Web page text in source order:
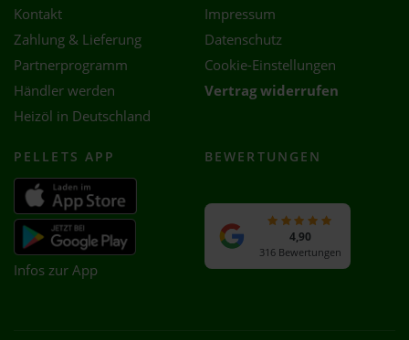
Kontakt
Zahlung & Lieferung
Partnerprogramm
Händler werden
Heizöl in Deutschland
Impressum
Datenschutz
Cookie-Einstellungen
Vertrag widerrufen
PELLETS APP
Infos zur App
BEWERTUNGEN
4,90
316 Bewertungen